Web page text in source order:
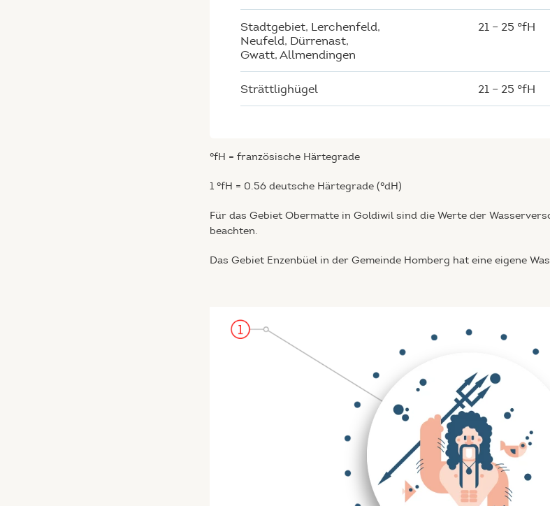
Stadtgebiet, Lerchenfeld,
Neufeld, Dürrenast,
Gwatt, Allmendingen
21 – 25 °fH
Strättlighügel 21 – 25 °fH
°fH = französische Härtegrade
1 °fH = 0.56 deutsche Härtegrade (°dH)
Für das Gebiet Obermatte in Goldiwil sind die Werte der
beachten.
Das Gebiet Enzenbüel in der Gemeinde Homberg hat eine eigene